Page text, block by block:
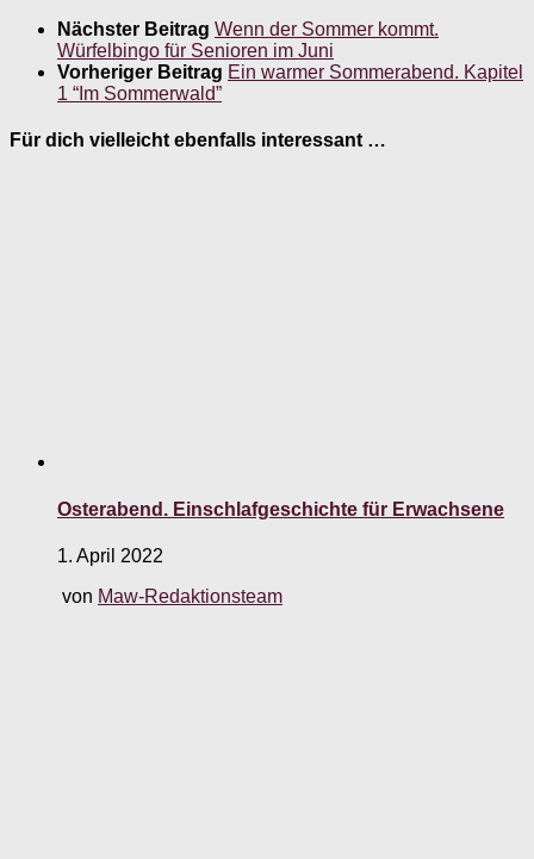
Nächster Beitrag Wenn der Sommer kommt.
Würfelbingo für Senioren im Juni
Vorheriger Beitrag Ein warmer Sommerabend. Kapitel
1 “Im Sommerwald”
Für dich vielleicht ebenfalls interessant …
Osterabend. Einschlafgeschichte für Erwachsene
1. April 2022
von Maw-Redaktionsteam